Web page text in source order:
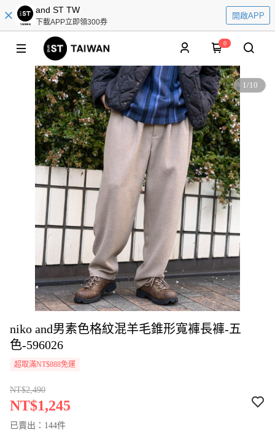
and ST TW
下載APP立即領300券
開啟APP
0
1/10
niko and男素色格紋混羊毛錐形寬褲長褲-五
色-596026
超取滿NT$888免運
NT$2,490
NT$1,245
已賣出：144件